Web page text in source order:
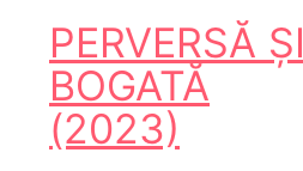
PERVERSĂ ȘI
BOGATĂ
(2023)